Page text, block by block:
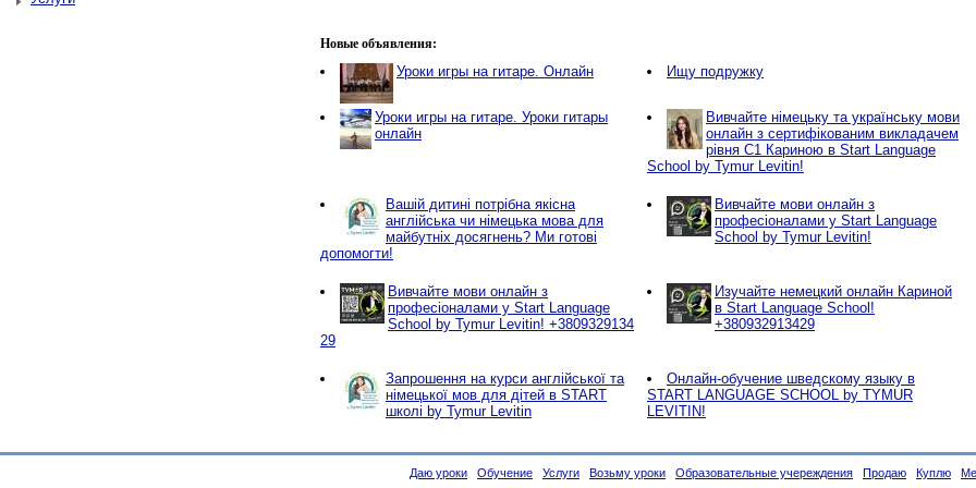
Новые объявления:
Уроки игры на гитаре. Онлайн Ищу подружку
Уроки игры на гитаре. Уроки гитары
онлайн
Вивчайте німецьку та українську мови
онлайн з сертифікованим викладачем
рівня С1 Кариною в Start Language
School by Tymur Levitin!
Вашій дитині потрібна якісна
англійська чи німецька мова для
майбутніх досягнень? Ми готові
допомогти!
Вивчайте мови онлайн з
професіоналами у Start Language
School by Tymur Levitin!
Вивчайте мови онлайн з
професіоналами у Start Language
School by Tymur Levitin! +3809329134
29
Изучайте немецкий онлайн Кариной
в Start Language School!
+380932913429
Запрошення на курси англійської та
німецької мов для дітей в START
школі by Tymur Levitin
Онлайн-обучение шведскому языку в
START LANGUAGE SCHOOL by TYMUR
LEVITIN!
Даю уроки Обучение Услуги Возьму уроки Образовательные учереждения Продаю Куплю